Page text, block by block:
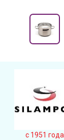
c 1951 года